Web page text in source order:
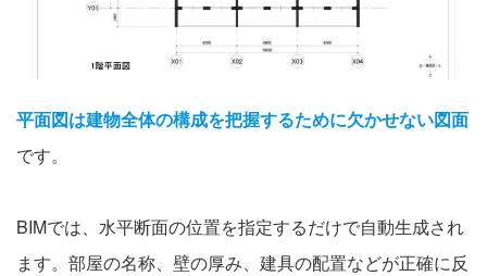
平面図は建物全体の構成を把握するために欠かせない図面
です。
BIMでは、水平断面の位置を指定するだけで自動生成され
ます。部屋の名称、壁の厚み、建具の配置などが正確に反